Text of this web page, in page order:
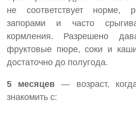
не соответствует норме,
запорами и часто
кормления. Разрешено
фруктовые пюре, соки и
достаточно до полугода.
5 месяцев — возраст,
знакомить с: